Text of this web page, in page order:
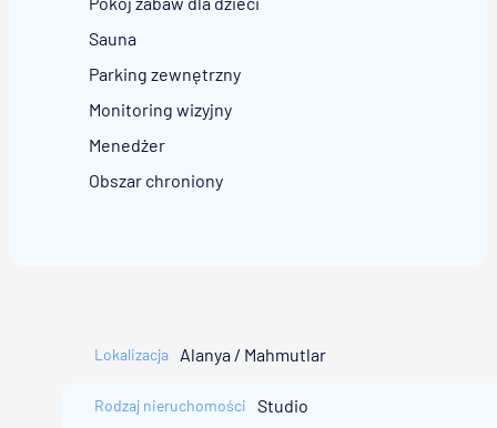
Sauna
Parking zewnętrzny
Monitoring wizyjny
Menedżer
Obszar chroniony
Lokalizacja Alanya / Mahmutlar
Rodzaj nieruchomości Studio